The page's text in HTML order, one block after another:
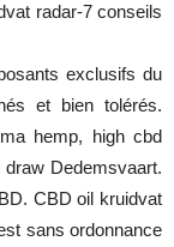
radar-7 conseils
exclusifs du
et bien tolérés.
hemp, high cbd
Dedemsvaart.
CBD oil kruidvat
sans ordonnance